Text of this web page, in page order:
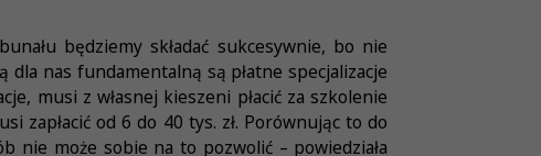
będziemy składać sukcesywnie, bo nie
nas fundamentalną są płatne specjalizacje
musi z własnej kieszeni płacić za szkolenie
zapłacić od 6 do 40 tys. zł. Porównując to do
nie może sobie na to pozwolić – powiedziała